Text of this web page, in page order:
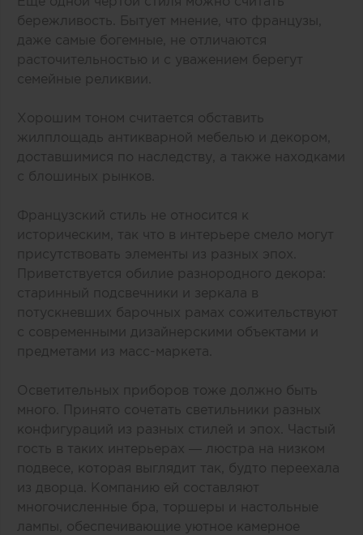
бережливость. Бытует мнение, что французы,
даже самые богемные, не отличаются
расточительностью и с уважением берегут
семейные реликвии.
Хорошим тоном считается обставить
жилплощадь антикварной мебелью и декором,
доставшимися по наследству, а также находками
с блошиных рынков.
Французский стиль не относится к
историческим, так что в интерьере смело могут
присутствовать элементы из разных эпох.
Приветствуется обилие разнородного декора:
старинный подсвечники и зеркала в
потускневших барочных рамах сожительствуют
с современными дизайнерскими объектами и
предметами из масс-маркета.
Осветительных приборов тоже должно быть
много. Принято сочетать светильники разных
конфигураций из разных стилей и эпох. Частый
гость в таких интерьерах — люстра на низком
подвесе, которая выглядит так, будто переехала
из дворца. Компанию ей составляют
многочисленные бра, торшеры и настольные
лампы, обеспечивающие уютное камерное